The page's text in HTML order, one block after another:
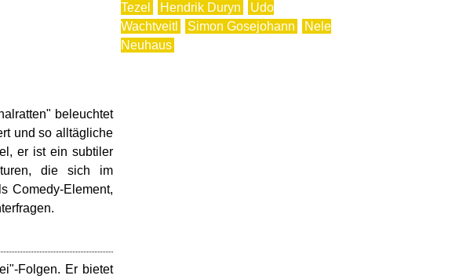
beleuchtet
und so alltägliche
er ist ein subtiler
die sich im
Comedy-Element,
Folgen. Er bietet
Tezel
Hendrik Duryn
Udo
Wachtveitl
Simon Gosejohann
Nele
Neuhaus